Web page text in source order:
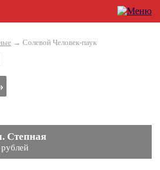
→ Солевой Человек-паук
Степная